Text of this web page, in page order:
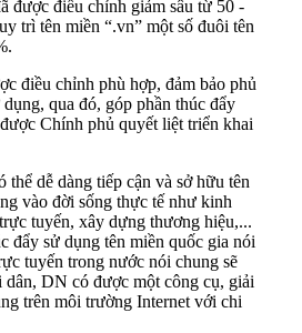
được điều chỉnh giảm sâu từ 50 -
trì tên miền “.vn” một số đuôi tên
điều chỉnh phù hợp, đảm bảo phủ
qua đó, góp phần thúc đẩy
Chính phủ quyết liệt triển khai
dễ dàng tiếp cận và sở hữu tên
vào đời sống thực tế như kinh
tuyến, xây dựng thương hiệu,...
đẩy sử dụng tên miền quốc gia nói
tuyến trong nước nói chung sẽ
DN có được một công cụ, giải
trên môi trường Internet với chi